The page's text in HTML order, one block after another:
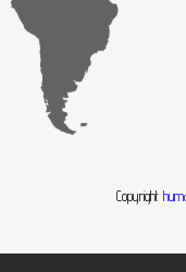
Copyright